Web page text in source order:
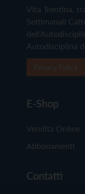
Vita Trentina,
Settimanali
Autodisciplina
E-Shop
Vendita Online
Abbonamenti
Contatti